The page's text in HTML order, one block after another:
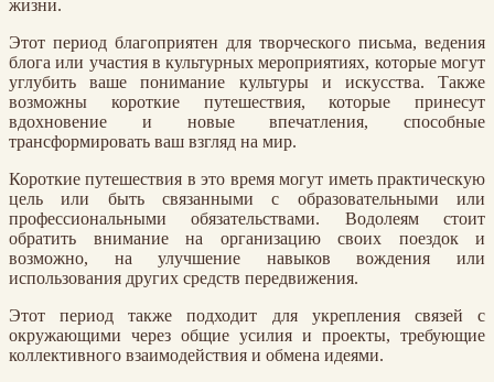
жизни.
Этот период благоприятен для творческого письма, ведения
блога или участия в культурных мероприятиях, которые могут
углубить ваше понимание культуры и искусства. Также
возможны короткие путешествия, которые принесут
вдохновение и новые впечатления, способные
трансформировать ваш взгляд на мир.
Короткие путешествия в это время могут иметь практическую
цель или быть связанными с образовательными или
профессиональными обязательствами. Водолеям стоит
обратить внимание на организацию своих поездок и
возможно, на улучшение навыков вождения или
использования других средств передвижения.
Этот период также подходит для укрепления связей с
окружающими через общие усилия и проекты, требующие
коллективного взаимодействия и обмена идеями.